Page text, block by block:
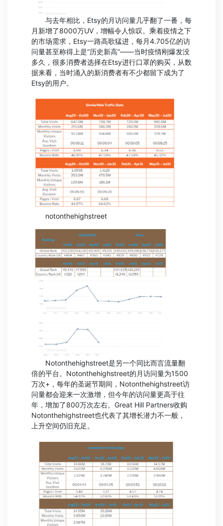
与去年相比，Etsy的月访问量几乎翻了一番，每
月新增了8000万UV，增幅令人惊叹。乘着疫情之下
的市场需求，Etsy一路高歌猛进，每月4.705亿的访
问量甚至称得上是“历史新高”——当时疫情刚爆发没
多久，很多消费者选择在Etsy进行口罩的购买，从数
据来看，当时涌入的新消费者有不少都留下成为了
Etsy的用户。
notonthehighstreet
Notonthehighstreet是另一个同比而言流量翻
倍的平台。Notonthehighstreet的月访问量为1500
万次+，每年的圣诞节期间，Notonthehighstreet访
问量都会迎来一次激增，但今年的访问量更高于往
年，增加了800万次左右。Great Hill Partners收购
Notonthehighstreet也代表了其增长潜力不一般，
上升空间仍旧充足。